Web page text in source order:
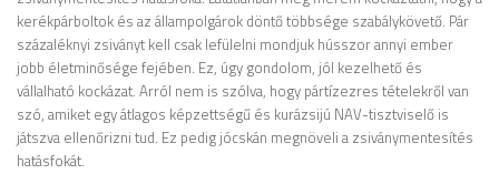
kerékpárboltok és az állampolgárok döntő többsége szabálykövető. Pár
százaléknyi zsiványt kell csak lefülelni mondjuk hússzor annyi ember
jobb életminősége fejében. Ez, úgy gondolom, jól kezelhető és
vállalható kockázat. Arról nem is szólva, hogy pártízezres tételekről van
szó, amiket egy átlagos képzettségű és kurázsijú NAV-tisztviselő is
játszva ellenőrizni tud. Ez pedig jócskán megnöveli a zsiványmentesítés
hatásfokát.